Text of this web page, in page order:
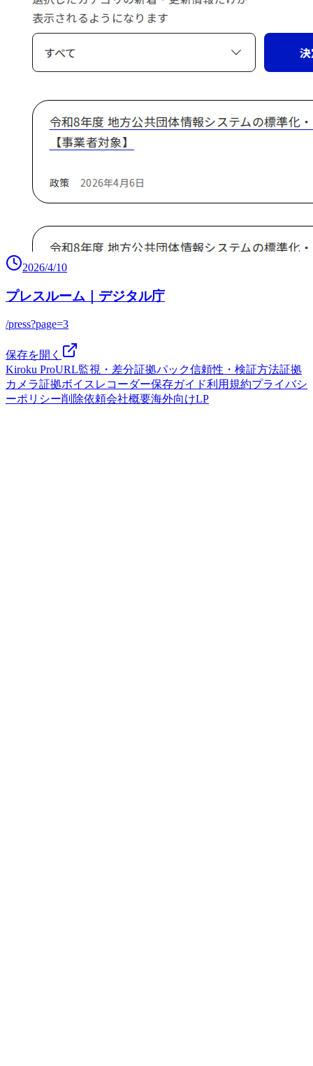
2026/4/10
プレスルーム｜デジタル庁
/press?page=3
保存を開く
Kiroku ProURL監視・差分証拠パック信頼性・検証方法証拠
カメラ証拠ボイスレコーダー保存ガイド利用規約プライバシ
ーポリシー削除依頼会社概要海外向けLP